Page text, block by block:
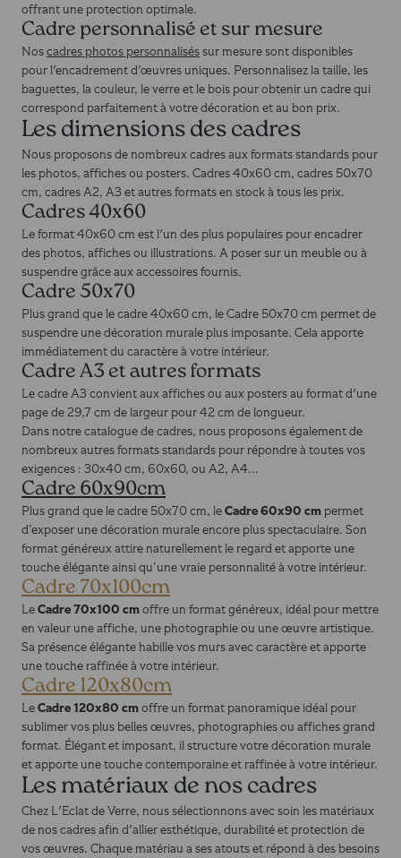
offrant une protection optimale.
Cadre personnalisé et sur mesure
Noscadres photos personnaliséssur mesure sont disponibles
pour l'encadrement d'œuvres uniques. Personnalisez la taille, les
baguettes, la couleur, le verre et le bois pour obtenir un cadre qui
correspond parfaitement à votre décoration et au bon prix.
Les dimensions des cadres
Nous proposons de nombreux cadres aux formats standards pour
les photos, affiches ou posters. Cadres 40x60 cm, cadres 50x70
cm, cadres A2, A3 et autres formats en stock à tous les prix.
Cadres 40x60
Le format 40x60 cm est l'un des plus populaires pour encadrer
des photos, affiches ou illustrations. A poser sur un meuble ou à
suspendre grâce aux accessoires fournis.
Cadre 50x70
Plus grand que le cadre 40x60 cm, le Cadre 50x70 cm permet de
suspendre une décoration murale plus imposante. Cela apporte
immédiatement du caractère à votre intérieur.
Cadre A3 et autres formats
Le cadre A3 convient aux affiches ou aux posters au format d'une
page de 29,7 cm de largeur pour 42 cm de longueur.
Dans notre catalogue de cadres, nous proposons également de
nombreux autres formats standards pour répondre à toutes vos
exigences : 30x40 cm, 60x60, ou A2, A4...
Cadre 60x90cm
Plus grand que le cadre 50x70 cm, leCadre 60x90 cm permet
d’exposer une décoration murale encore plus spectaculaire. Son
format généreux attire naturellement le regard et apporte une
touche élégante ainsi qu’une vraie personnalité à votre intérieur.
Cadre 70x100cm
LeCadre 70x100 cmoffre un format généreux, idéal pour mettre
en valeur une affiche, une photographie ou une œuvre artistique.
Sa présence élégante habille vos murs avec caractère et apporte
une touche raffinée à votre intérieur.
Cadre 120x80cm
LeCadre 120x80 cmoffre un format panoramique idéal pour
sublimer vos plus belles œuvres, photographies ou affiches grand
format. Élégant et imposant, il structure votre décoration murale
et apporte une touche contemporaine et raffinée à votre intérieur.
Les matériaux de nos cadres
Chez L'Eclat de Verre, nous sélectionnons avec soin les matériaux
de nos cadres afin d'allier esthétique, durabilité et protection de
vos œuvres. Chaque matériau a ses atouts et répond à des besoins